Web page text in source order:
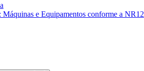
Máquinas e Equipamentos conforme a NR12